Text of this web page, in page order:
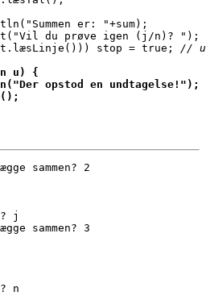
er: "+sum);
du prøve igen (j/n)? ");
stop = true;
//
u) {
opstod en undtagelse!");
sammen? 2
j
sammen? 3
n